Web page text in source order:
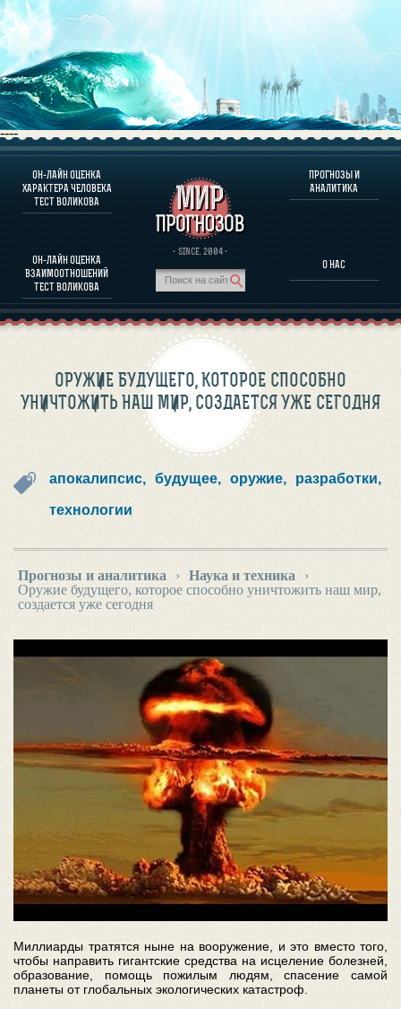
----
ОН-ЛАЙН ОЦЕНКА
ХАРАКТЕРА ЧЕЛОВЕКА
ТЕСТ ВОЛИКОВА
ОН-ЛАЙН ОЦЕНКА
ВЗАИМООТНОШЕНИЙ
ТЕСТ ВОЛИКОВА
· SINCE. 2004 ·
ПРОГНОЗЫ И
АНАЛИТИКА
О НАС
О ПРОГРАММЕ
ОЦЕНКА ХАРАКТЕРA ЧЕЛОВЕКА
ОЦЕНКА ХАРАКТЕРА ВЫДАЮЩИХСЯ ЛИЧНОСТЕЙ
О ПРОГРАММЕ
ПРОГНОЗЫ И АНАЛИТИКА
ОРУЖИЕ БУДУЩЕГО, КОТОРОЕ СПОСОБНО
УНИЧТОЖИТЬ НАШ МИР, СОЗДАЕТСЯ УЖЕ СЕГОДНЯ
апокалипсис, будущее, оружие, разработки,
технологии
Прогнозы и аналитика › Наука и техника
›
Оружие будущего, которое способно уничтожить наш мир,
создается уже сегодня
Миллиарды тратятся ныне на вооружение, и это вместо того,
чтобы направить гигантские средства на исцеление болезней,
образование, помощь пожилым людям, спасение самой
планеты от глобальных экологических катастроф.